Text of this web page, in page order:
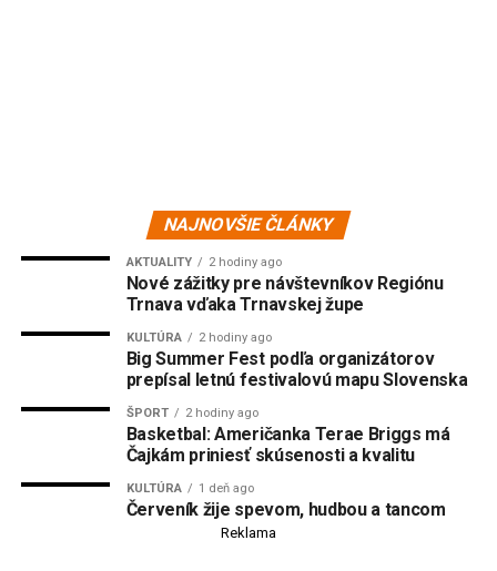
NAJNOVŠIE ČLÁNKY
AKTUALITY 2 hodiny ago
Nové zážitky pre návštevníkov Regiónu
Trnava vďaka Trnavskej župe
KULTÚRA 2 hodiny ago
Big Summer Fest podľa organizátorov
prepísal letnú festivalovú mapu Slovenska
ŠPORT 2 hodiny ago
Basketbal: Američanka Terae Briggs má
Čajkám priniesť skúsenosti a kvalitu
KULTÚRA 1 deň ago
Červeník žije spevom, hudbou a tancom
Reklama